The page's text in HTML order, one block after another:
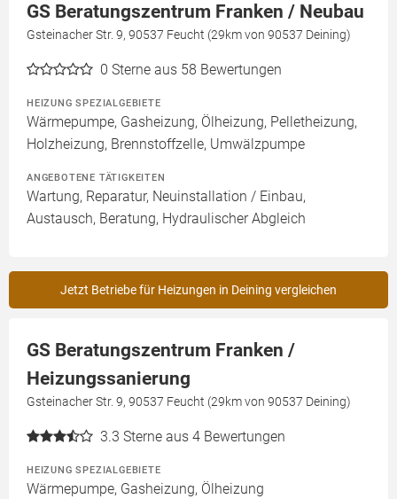
GS Beratungszentrum Franken / Neubau
Gsteinacher Str. 9, 90537 Feucht (29km von 90537 Deining)
0 Sterne aus 58 Bewertungen
HEIZUNG SPEZIALGEBIETE
Wärmepumpe, Gasheizung, Ölheizung, Pelletheizung,
Holzheizung, Brennstoffzelle, Umwälzpumpe
ANGEBOTENE TÄTIGKEITEN
Wartung, Reparatur, Neuinstallation / Einbau,
Austausch, Beratung, Hydraulischer Abgleich
Jetzt Betriebe für Heizungen in Deining vergleichen
GS Beratungszentrum Franken /
Heizungssanierung
Gsteinacher Str. 9, 90537 Feucht (29km von 90537 Deining)
3.3 Sterne aus 4 Bewertungen
HEIZUNG SPEZIALGEBIETE
Wärmepumpe, Gasheizung, Ölheizung